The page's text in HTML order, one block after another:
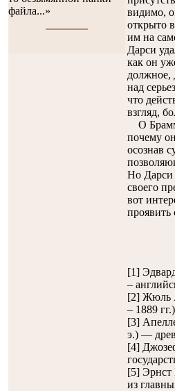
файла...»
видимо,
открыто
им на
Дарси
как он
должное,
над
что
взгляд,
О
почему
осознав
Но Дарси
своего
вот
[1]
–
[2] Жюль
– 1889
[3]
э.) —
[4]
[5] Эрнст
из